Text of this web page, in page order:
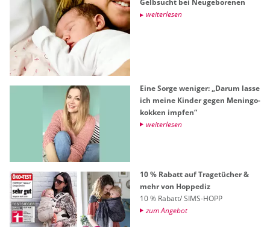
Gelb­sucht bei Neu­ge­bo­re­nen
wei­ter­le­sen
Eine Sorge we­ni­ger: „Darum lasse
ich meine Kin­der gegen Me­nin­go­
kok­ken imp­fen“
wei­ter­le­sen
10 % Ra­batt auf Tra­ge­tü­cher &
mehr von Hop­pe­diz
10 % Ra­batt/ SIMS-HOPP
zum An­ge­bot